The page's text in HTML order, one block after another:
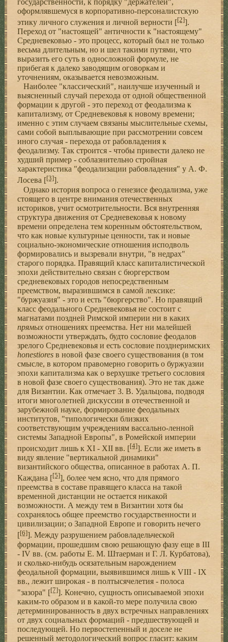
государственности, к порядку "держателей",
оформлявшемуся в корпоративно-персоналистскую
этику личного служения и личной верности [[2]].
Переход от "настоящей" античности к "настоящему"
Средневековью - это процесс, который был не только
весьма длительным, но и шел такими путями, что
выразить его cуть в односложной формуле, не
прибегая к далеко заводящим оговоркам и
уточнениям, оказывается невозможным.
Наиболее "классический", наилучше изученный и
выясненный случай перехода от одной общественной
формации к другой - это переход от феодализма к
капитализму, от Средневековья к новому времени;
именно с этим случаем связаны мыслительные схемы,
сами собой выплывающие при рассмотрении совсем
иного случая - перехода от рабовладения к
феодализму. Так строится - чтобы привести далеко не
худший пример - соблазнительно стройная
характеристика "феодализации рабовладения" у А. Ф.
Лосева [[3]].
Однако история вопроса о генезисе феодализма, уже
стоящего в центре внимания отечественных
историков, учит осмотрительности. Вся внутренняя
структура движения от Средневековья к новому
времени определена тем коренным обстоятельством,
что как новые культурные ценности, так и новые
социально-экономические отношения исподволь
формировались и вызревали внутри, "в недрах"
старого порядка. Правящий класс капиталистической
эпохи действительно связан с бюргерством
средневековых городов непосредственным
преемством, выразившимся в самой лексике:
"буржуазия" - это и есть "бюргерство". Но правящий
класс феодального Средневековья не состоит с
магнатами поздней Римской империи ни в каких
прямых отношениях преемства. Нет ни малейшей
возможности утверждать, будто сословие феодалов
зрелого Средневековья и есть сословие позднеримских
honestiores в новой фазе своего существования (в том
смысле, в котором правомерно говорить о буржуазии
эпохи капитализма как о верхушке третьего сословия
в новой фазе своего существования). Это не так даже
для Византии. Как отмечает 3. В. Удальцова, подводя
итоги многолетней дискуссии в отечественной и
зарубежной науке, формирование феодальных
институтов, "типологически близких
соответствующим учреждениям вассально-ленной
системы Западной Европы", в Ромейской империи
происходит лишь к XI - XII вв. [[4]]. Если же иметь в
виду явление "вертикальной динамики"
византийского общества, описанное в работах А. П.
Каждана [[5]], более чем ясно, что для прямого
преемства в составе правящего класса на такой
временной дистанции не остается никакой
возможности. А между тем в Византии хотя бы
сохранялось общее преемство государственности и
цивилизации; о Западной Европе и говорить нечего
[[6]]. Между разрушением рабовладельческой
формации, прошедшим свою решающую фазу еще в III
- IV вв. (см. работы Е. М. Штаерман и Г. Л. Курбатова),
и сколько-нибудь осязательным нарождением
феодальной формации, выявившимся лишь к VIII - IX
вв., лежит широкая - в полтысячелетия - полоса
"зазора" [[7]]. Конечно, сущность описываемой эпохи
каким-то образом и в какой-то мере получила свою
детерминированность в двух встречных направлениях
от двух социальных формаций - предшествующей и
последующей. Но первостепенный и доселе не
решенный методологический вопрос гласит: каким